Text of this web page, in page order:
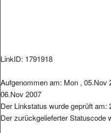
LinkID: 1791918
Aufgenommen am: Mon , 05.Nov
06.Nov 2007
Der Linkstatus wurde geprüft am:
Der zurückgelieferter Statuscode